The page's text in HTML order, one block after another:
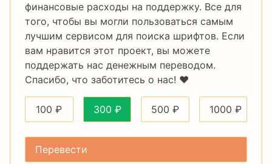
финансовые расходы на поддержку. Все для
того, чтобы вы могли пользоваться самым
лучшим сервисом для поиска шрифтов. Если
вам нравится этот проект, вы можете
поддержать нас денежным переводом.
Спасибо, что заботитесь о нас! ❤️
100 ₽ 300 ₽ 500 ₽ 1000 ₽